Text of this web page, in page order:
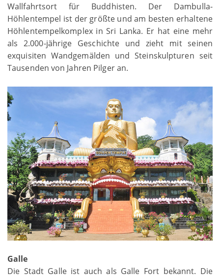
Wallfahrtsort für Buddhisten. Der Dambulla-
Höhlentempel ist der größte und am besten erhaltene
Höhlentempelkomplex in Sri Lanka. Er hat eine mehr
als 2.000-jährige Geschichte und zieht mit seinen
exquisiten Wandgemälden und Steinskulpturen seit
Tausenden von Jahren Pilger an.
Galle
Die Stadt Galle ist auch als Galle Fort bekannt. Die